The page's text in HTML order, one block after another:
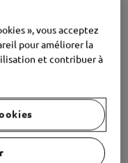
», vous acceptez
pour améliorer la
et contribuer à